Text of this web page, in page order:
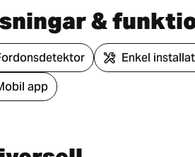
&
Enkel
app